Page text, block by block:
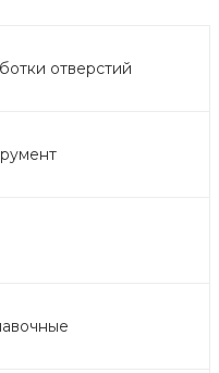
отверстий